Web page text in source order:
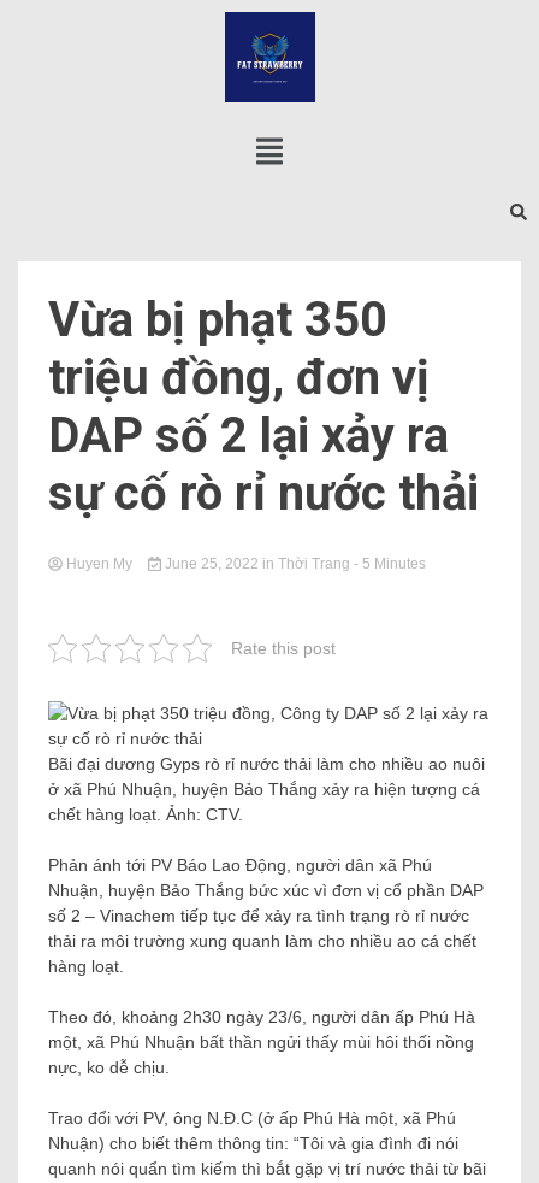
Vừa bị phạt 350
triệu đồng, đơn vị
DAP số 2 lại xảy ra
sự cố rò rỉ nước thải
Huyen My June 25, 2022 in Thời Trang - 5 Minutes
Rate this post
Bãi đại dương Gyps rò rỉ nước thải làm cho nhiều ao nuôi
ở xã Phú Nhuận, huyện Bảo Thắng xảy ra hiện tượng cá
chết hàng loạt. Ảnh: CTV.
Phản ánh tới PV Báo Lao Động, người dân xã Phú
Nhuận, huyện Bảo Thắng bức xúc vì đơn vị cổ phần DAP
số 2 – Vinachem tiếp tục để xảy ra tình trạng rò rỉ nước
thải ra môi trường xung quanh làm cho nhiều ao cá chết
hàng loạt.
Theo đó, khoảng 2h30 ngày 23/6, người dân ấp Phú Hà
một, xã Phú Nhuận bất thần ngửi thấy mùi hôi thối nồng
nực, ko dễ chịu.
Trao đổi với PV, ông N.Đ.C (ở ấp Phú Hà một, xã Phú
Nhuận) cho biết thêm thông tin: “Tôi và gia đình đi nói
quanh nói quẩn tìm kiếm thì bắt gặp vị trí nước thải từ bãi